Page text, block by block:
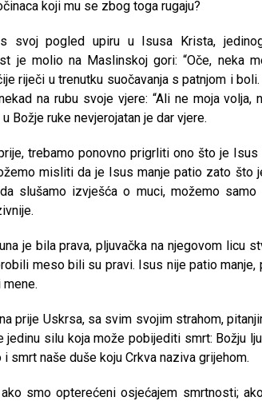
koji mu se zbog toga rugaju?
svoj pogled upiru u Isusa Krista,
je molio na Maslinskoj gori: “Oče, neka
riječi u trenutku suočavanja s patnjom i
na rubu svoje vjere: “Ali ne moja volja,
Božje ruke nevjerojatan je dar vjere.
trebamo ponovno prigrliti ono što je
misliti da je Isus manje patio zato što
slušamo izvješća o muci, možemo samo
je bila prava, pljuvačka na njegovom licu
meso bili su pravi. Isus nije patio manje,
prije Uskrsa, sa svim svojim strahom,
silu koja može pobijediti smrt: Božju
smrt naše duše koju Crkva naziva grijehom.
smo opterećeni osjećajem smrtnosti;
CNAK
Smrtovdan nadbiskupa Petra